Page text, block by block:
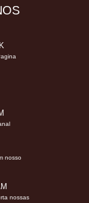
nosso
nossas